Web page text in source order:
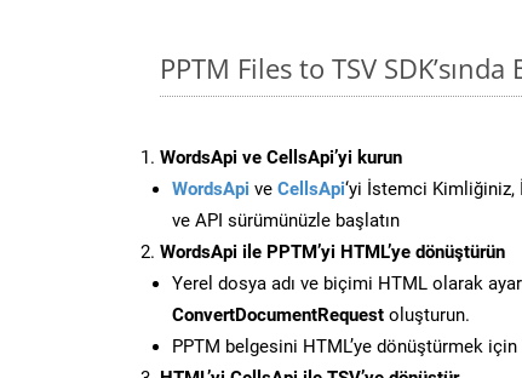
PPTM Files to TSV
WordsApi ve CellsApi’yi kurun
WordsApi ve CellsApi‘yi İstemci Kimliğiniz,
ve API sürümünüzle başlatın
WordsApi ile PPTM’yi HTML’ye dönüştürün
Yerel dosya adı ve biçimi HTML olarak
ConvertDocumentRequest oluşturun.
PPTM belgesini HTML’ye dönüştürmek için